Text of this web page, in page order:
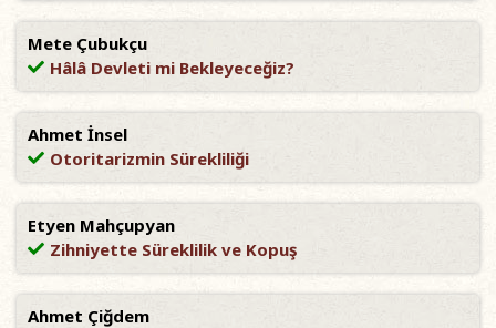
Mete Çubukçu
Hâlâ Devleti mi Bekleyeceğiz?
Ahmet İnsel
Otoritarizmin Sürekliliği
Etyen Mahçupyan
Zihniyette Süreklilik ve Kopuş
Ahmet Çiğdem